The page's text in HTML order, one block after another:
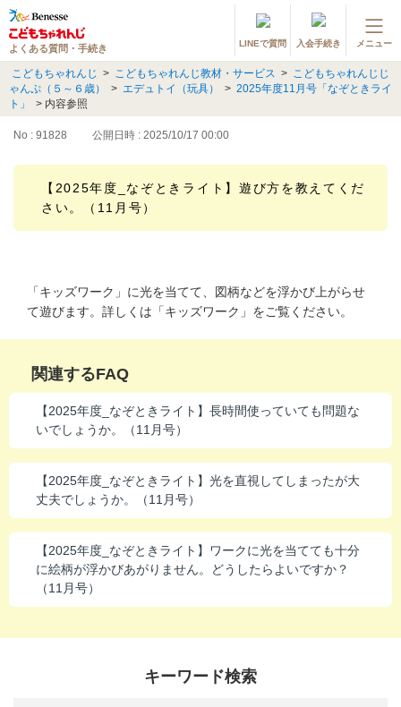
よくある質問・手続き LINEで質問 入会手続き メニュー
登録情報の変更・各種お手続き
会員ページへログイン
お客様サポート(手続き・照会)
よくある質問・お問い合わせ
カテゴリーから探す
他の講座のよくある質問・手続きはこちら
進研ゼミ 中学講座
進研ゼミ 中学講座 中高一貫
進研ゼミ 高校講座
こどもちゃれんじのご紹介はこちら
こどもちゃれんじ > こどもちゃれんじ教材・サービス > こどもちゃれんじじ
ゃんぷ（５～６歳）
> エデュトイ（玩具） > 2025年度11月号「なぞときライ
ト」
> 内容参照
No : 91828 公開日時 : 2025/10/17 00:00
【2025年度_なぞときライト】遊び方を教えてくだ
さい。（11月号）
「キッズワーク」に光を当てて、図柄などを浮かび上がらせ
て遊びます。詳しくは「キッズワーク」をご覧ください。
関連するFAQ
【2025年度_なぞときライト】長時間使っていても問題な
いでしょうか。（11月号）
【2025年度_なぞときライト】光を直視してしまったが大
丈夫でしょうか。（11月号）
【2025年度_なぞときライト】ワークに光を当てても十分
に絵柄が浮かびあがりません。どうしたらよいですか？
（11月号）
キーワード検索